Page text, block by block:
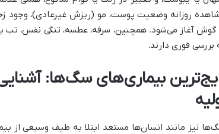
روزانه وضعیت پوست، مو (ریزش غیرعادی)، وجود
گوش آغاز می‌شود. همچنین، سرفه، عطسه، تنگی نفس، تب یا
بررسی فوری دارند.
بیماری‌های سگ‌ها: آشنایی
نیز مانند انسان‌ها مستعد ابتلا به طیف وسیعی از